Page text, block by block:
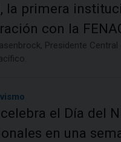
la primera
con la
Presidente
el Día del
en una